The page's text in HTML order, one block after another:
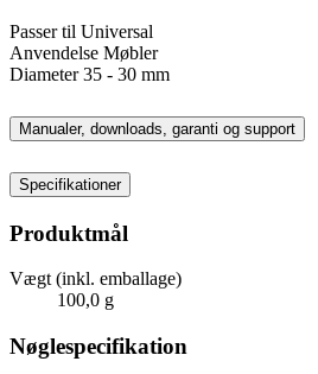
Passer til Universal
Anvendelse Møbler
Diameter 35 - 30 mm
Manualer, downloads, garanti og support
Specifikationer
Produktmål
Vægt (inkl. emballage)
100,0 g
Nøglespecifikation